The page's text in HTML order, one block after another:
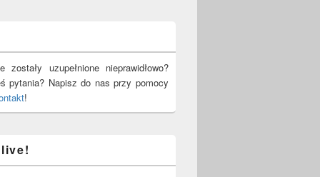
zostały uzupełnione nieprawidłowo?
pytania? Napisz do nas przy pomocy
!